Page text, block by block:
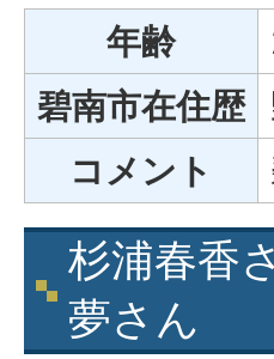
年齢
碧南市在住歴
コメント
杉浦春香
夢さん